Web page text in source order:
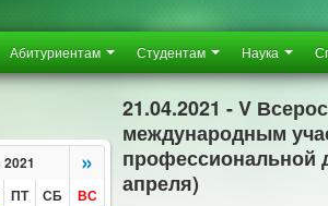
Абитуриентам Студентам Наука
»
ПТ СБ
ВС
21.04.2021 - V
международным
профессиональной
апреля)